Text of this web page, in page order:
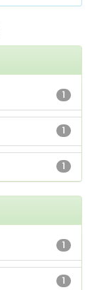
1
1
1
1
1